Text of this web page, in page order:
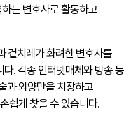
는 변호사로 활동하고
겉치레가 화려한 변호사를
. 각종 인터넷매체와 방송 등
과 외양만을 치장하고
쉽게 찾을 수 있습니다.